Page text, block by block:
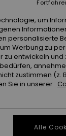
Farbe
S
um
personalisierte
Werbung zu
entwickeln und
zustimmen (z.
Sie in unserer :
Alle